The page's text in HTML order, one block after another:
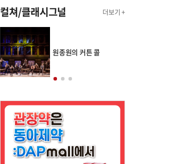
컬쳐/클래시그널 더보기 +
원종원의 커튼 콜